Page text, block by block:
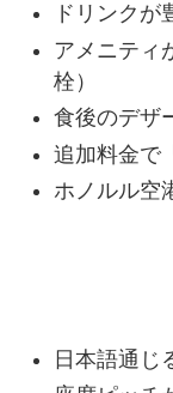
ドリンクが
アメニティ
栓）
食後のデザ
追加料金で
ホノルル空
日本語通じ